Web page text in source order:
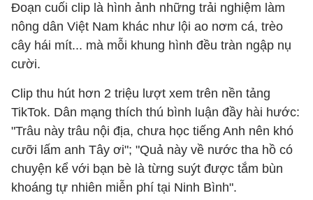
Đoạn cuối clip là hình ảnh những trải nghiệm làm
nông dân Việt Nam khác như lội ao nơm cá, trèo
cây hái mít... mà mỗi khung hình đều tràn ngập nụ
cười.
Clip thu hút hơn 2 triệu lượt xem trên nền tảng
TikTok. Dân mạng thích thú bình luận đầy hài hước:
"Trâu này trâu nội địa, chưa học tiếng Anh nên khó
cưỡi lấm anh Tây ơi"; "Quả này về nước tha hồ có
chuyện kể với bạn bè là từng suýt được tắm bùn
khoáng tự nhiên miễn phí tại Ninh Bình".